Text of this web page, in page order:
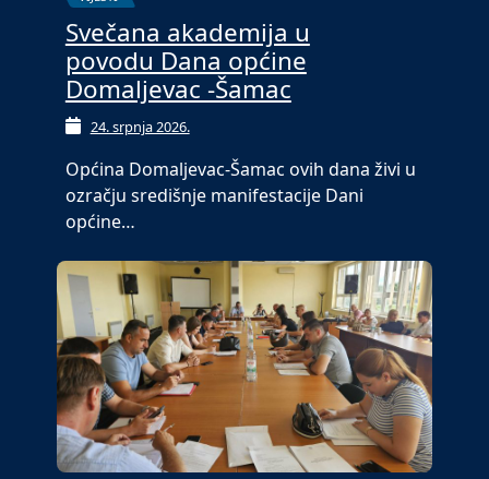
Svečana akademija u
povodu Dana općine
Domaljevac -Šamac
24. srpnja 2026.
Općina Domaljevac-Šamac ovih dana živi u
ozračju središnje manifestacije Dani
općine…